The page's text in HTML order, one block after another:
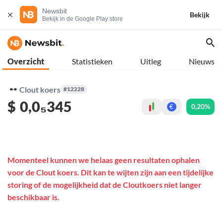
Newsbit
Bekijk in de Google Play store
Bekijk
Overzicht Statistieken Uitleg Nieuws
Clout koers #12228
$ 0,0₅345 € 0,20%
Momenteel kunnen we helaas geen resultaten ophalen
voor de Clout koers. Dit kan te wijten zijn aan een tijdelijke
storing of de mogelijkheid dat de Cloutkoers niet langer
beschikbaar is.